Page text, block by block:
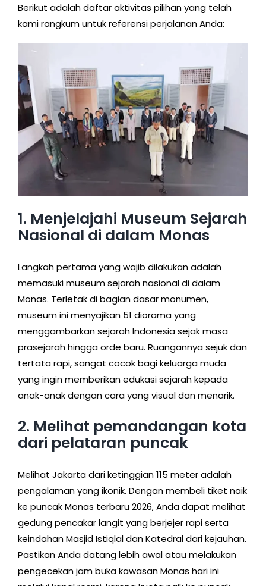
Berikut adalah daftar aktivitas pilihan yang telah
kami rangkum untuk referensi perjalanan Anda:
1. Menjelajahi Museum Sejarah
Nasional di dalam Monas
Langkah pertama yang wajib dilakukan adalah
memasuki museum sejarah nasional di dalam
Monas. Terletak di bagian dasar monumen,
museum ini menyajikan 51 diorama yang
menggambarkan sejarah Indonesia sejak masa
prasejarah hingga orde baru. Ruangannya sejuk dan
tertata rapi, sangat cocok bagi keluarga muda
yang ingin memberikan edukasi sejarah kepada
anak-anak dengan cara yang visual dan menarik.
2. Melihat pemandangan kota
dari pelataran puncak
Melihat Jakarta dari ketinggian 115 meter adalah
pengalaman yang ikonik. Dengan membeli tiket naik
ke puncak Monas terbaru 2026, Anda dapat melihat
gedung pencakar langit yang berjejer rapi serta
keindahan Masjid Istiqlal dan Katedral dari kejauhan.
Pastikan Anda datang lebih awal atau melakukan
pengecekan jam buka kawasan Monas hari ini